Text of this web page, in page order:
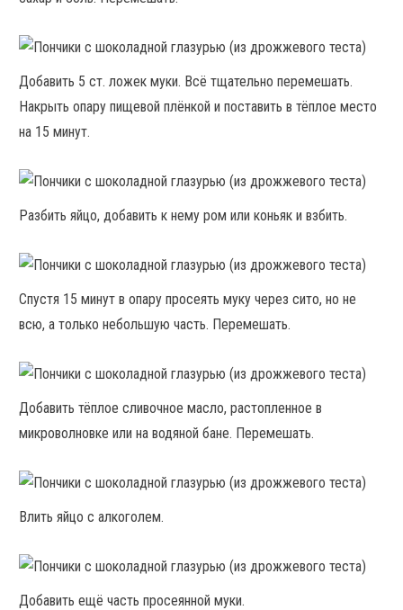
Добавить 5 ст. ложек муки. Всё тщательно перемешать.
Накрыть опару пищевой плёнкой и поставить в тёплое место
на 15 минут.
Разбить яйцо, добавить к нему ром или коньяк и взбить.
Спустя 15 минут в опару просеять муку через сито, но не
всю, а только небольшую часть. Перемешать.
Добавить тёплое сливочное масло, растопленное в
микроволновке или на водяной бане. Перемешать.
Влить яйцо с алкоголем.
Добавить ещё часть просеянной муки.